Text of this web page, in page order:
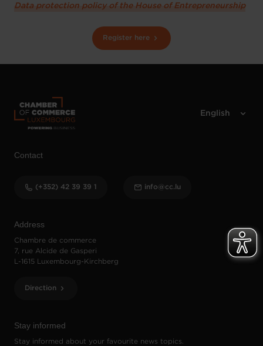
Data protection policy of the House of Entrepreneurship
Register here
Stay informed
Stay informed about your favourite news topics.
Address
Chambre de commerce
7, rue Alcide de Gasperi
L-1615 Luxembourg-Kirchberg
Direction
Contact
(+352) 42 39 39 1 info@cc.lu